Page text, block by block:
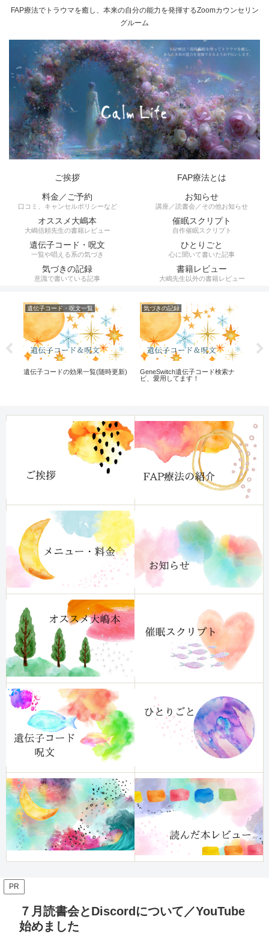
FAP療法でトラウマを癒し、本来の自分の能力を発揮するZoomカウンセリン
グルーム
ご挨拶
FAP療法とは
料金／ご予約
口コミ、キャンセルポリシーなど
お知らせ
講座／読書会／その他お知らせ
オススメ大嶋本
大嶋信頼先生の書籍レビュー
催眠スクリプト
自作催眠スクリプト
遺伝子コード・呪文
一覧や唱える系の気づき
ひとりごと
心に聞いて書いた記事
気づきの記録
意識で書いている記事
書籍レビュー
大嶋先生以外の書籍レビュー
遺伝子コード・呪文一覧
遺伝子コードの効果一覧(随時更新)
気づきの記録
GeneSwitch遺伝子コード検索ナ
ビ、愛用してます！
PR
７月読書会とDiscordについて／YouTube
始めました